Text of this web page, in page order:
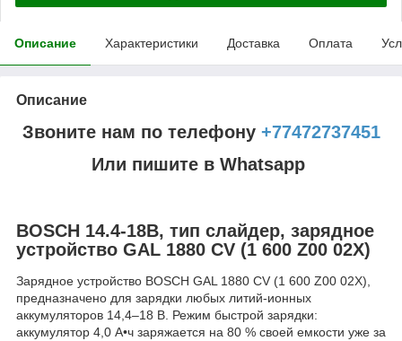
Описание Характеристики Доставка Оплата
Описание
Звоните нам по телефону +77472737451
Или пишите в Whatsapp
BOSCH 14.4-18B, тип слайдер, зарядное
устройство GAL 1880 CV (1 600 Z00 02X)
Зарядное устройство BOSCH GAL 1880 CV (1 600 Z00 02X),
предназначено для зарядки любых литий-ионных
аккумуляторов 14,4–18 В. Режим быстрой зарядки:
аккумулятор 4,0 А•ч заряжается на 80 % своей емкости уже за